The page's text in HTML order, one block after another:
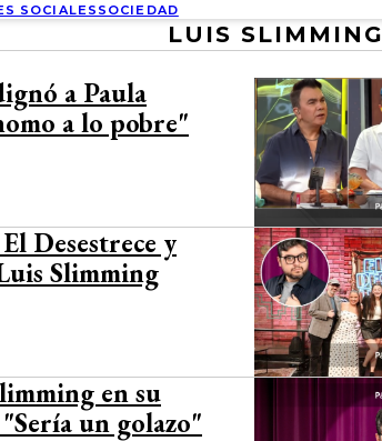
SOCIALES SOCIEDAD
LUIS SLIMMING
a Paula
a lo pobre"
Desestrece y
Slimming
en su
un golazo"